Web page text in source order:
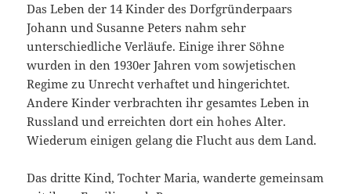
Das Leben der 14 Kinder des Dorfgründerpaars
Johann und Susanne Peters nahm sehr
unterschiedliche Verläufe. Einige ihrer Söhne
wurden in den 1930er Jahren vom sowjetischen
Regime zu Unrecht verhaftet und hingerichtet.
Andere Kinder verbrachten ihr gesamtes Leben in
Russland und erreichten dort ein hohes Alter.
Wiederum einigen gelang die Flucht aus dem Land.
Das dritte Kind, Tochter Maria, wanderte gemeinsam